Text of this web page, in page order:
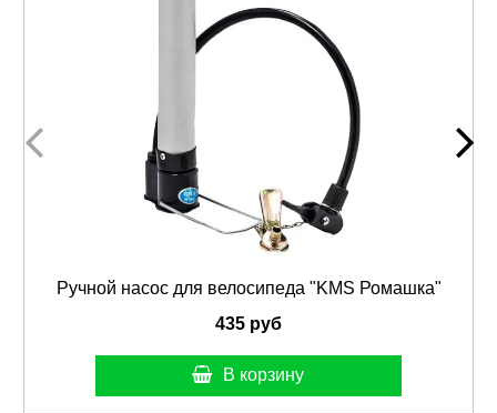
Ручной насос для велосипеда "KMS Ромашка"
435 руб
В корзину